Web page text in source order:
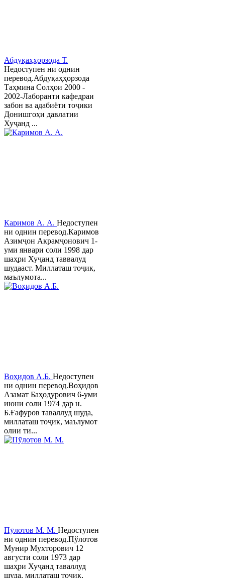
Абдуқаҳҳорзода Т.
Недоступен ни однин
перевод.Абдуқаҳҳорзода
Таҳмина Солҳои 2000 -
2002-Лаборанти кафедраи
забон ва адабиёти тоҷики
Донишгоҳи давлатии
Хуҷанд ...
Каримов А. А. Недоступен
ни однин перевод.Каримов
Азимҷон Акрамҷонович 1-
уми январи соли 1998 дар
шаҳри Хуҷанд таввалуд
шудааст. Миллаташ тоҷик,
маълумота...
Воҳидов А.Б. Недоступен
ни однин перевод.Воҳидов
Азамат Баҳодурович 6-уми
июни соли 1974 дар н.
Б.Ғафуров таваллуд шуда,
миллаташ тоҷик, маълумот
олии ти...
Пӯлотов М. М. Недоступен
ни однин перевод.Пўлотов
Мунир Мухторович 12
августи соли 1973 дар
шаҳри Хуҷанд таваллуд
шуда, миллаташ тоҷик,